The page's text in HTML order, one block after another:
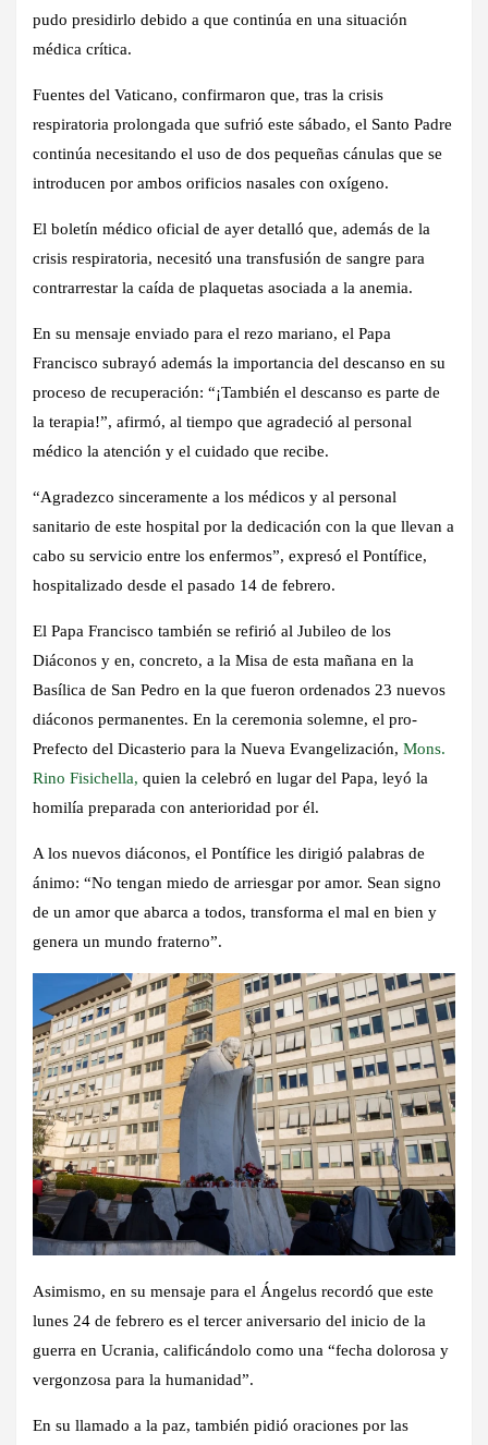
pudo presidirlo debido a que continúa en una situación
médica crítica.
Fuentes del Vaticano, confirmaron que, tras la crisis
respiratoria prolongada que sufrió este sábado, el Santo Padre
continúa necesitando el uso de dos pequeñas cánulas que se
introducen por ambos orificios nasales con oxígeno.
El boletín médico oficial de ayer detalló que, además de la
crisis respiratoria, necesitó una transfusión de sangre para
contrarrestar la caída de plaquetas asociada a la anemia.
En su mensaje enviado para el rezo mariano, el Papa
Francisco subrayó además la importancia del descanso en su
proceso de recuperación: “¡También el descanso es parte de
la terapia!”, afirmó, al tiempo que agradeció al personal
médico la atención y el cuidado que recibe.
“Agradezco sinceramente a los médicos y al personal
sanitario de este hospital por la dedicación con la que llevan a
cabo su servicio entre los enfermos”, expresó el Pontífice,
hospitalizado desde el pasado 14 de febrero.
El Papa Francisco también se refirió al Jubileo de los
Diáconos y en, concreto, a la Misa de esta mañana en la
Basílica de San Pedro en la que fueron ordenados 23 nuevos
diáconos permanentes. En la ceremonia solemne, el pro-
Prefecto del Dicasterio para la Nueva Evangelización, Mons.
Rino Fisichella, quien la celebró en lugar del Papa, leyó la
homilía preparada con anterioridad por él.
A los nuevos diáconos, el Pontífice les dirigió palabras de
ánimo: “No tengan miedo de arriesgar por amor. Sean signo
de un amor que abarca a todos, transforma el mal en bien y
genera un mundo fraterno”.
Asimismo, en su mensaje para el Ángelus recordó que este
lunes 24 de febrero es el tercer aniversario del inicio de la
guerra en Ucrania, calificándolo como una “fecha dolorosa y
vergonzosa para la humanidad”.
En su llamado a la paz, también pidió oraciones por las